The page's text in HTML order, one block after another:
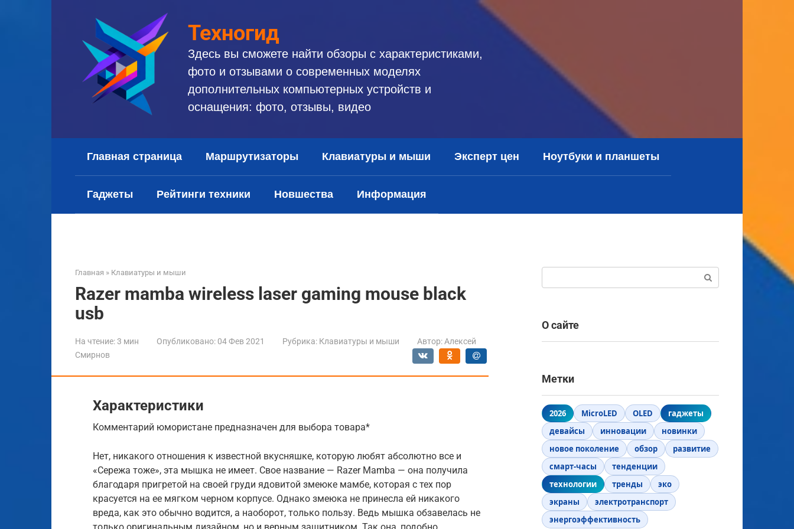
Техногид
Здесь вы сможете найти обзоры с характеристиками,
фото и отзывами о современных моделях
дополнительных компьютерных устройств и
оснащения: фото, отзывы, видео
Главная страница Маршрутизаторы Клавиатуры и мыши Эксперт цен Ноутбуки и планшеты
Гаджеты Рейтинги техники Новшества Информация
Главная » Клавиатуры и мыши
Razer mamba wireless laser gaming mouse black
usb
На чтение:3 мин Опубликовано: 04 Фев 2021 Рубрика: Клавиатуры и мыши Автор: Алексей
Смирнов
Характеристики
Комментарий юмористане предназначен для выбора товара*
Нет, никакого отношения к известной вкусняшке, которую любят абсолютно все и
«Сережа тоже», эта мышка не имеет. Свое название — Razer Mamba — она получила
благодаря пригретой на своей груди ядовитой змеюке мамбе, которая с тех пор
красуется на ее мягком черном корпусе. Однако змеюка не принесла ей никакого
вреда, как это обычно водится, а наоборот, только пользу. Ведь мышка обзавелась не
О сайте
Метки
2026 MicroLED OLED
гаджеты
девайсы
инновации
новинки
новое поколение
обзор
развитие
смарт-часы
тенденции
технологии
тренды
эко
экраны
электротранспорт
энергоэффективность